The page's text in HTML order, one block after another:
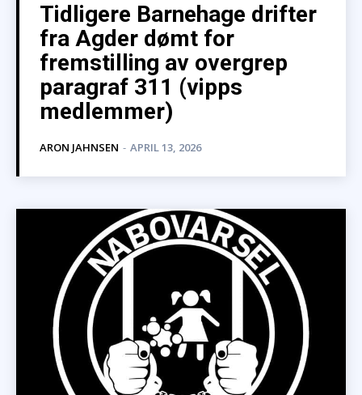
Tidligere Barnehage drifter
fra Agder dømt for
fremstilling av overgrep
paragraf 311 (vipps
medlemmer)
ARON JAHNSEN - APRIL 13, 2026